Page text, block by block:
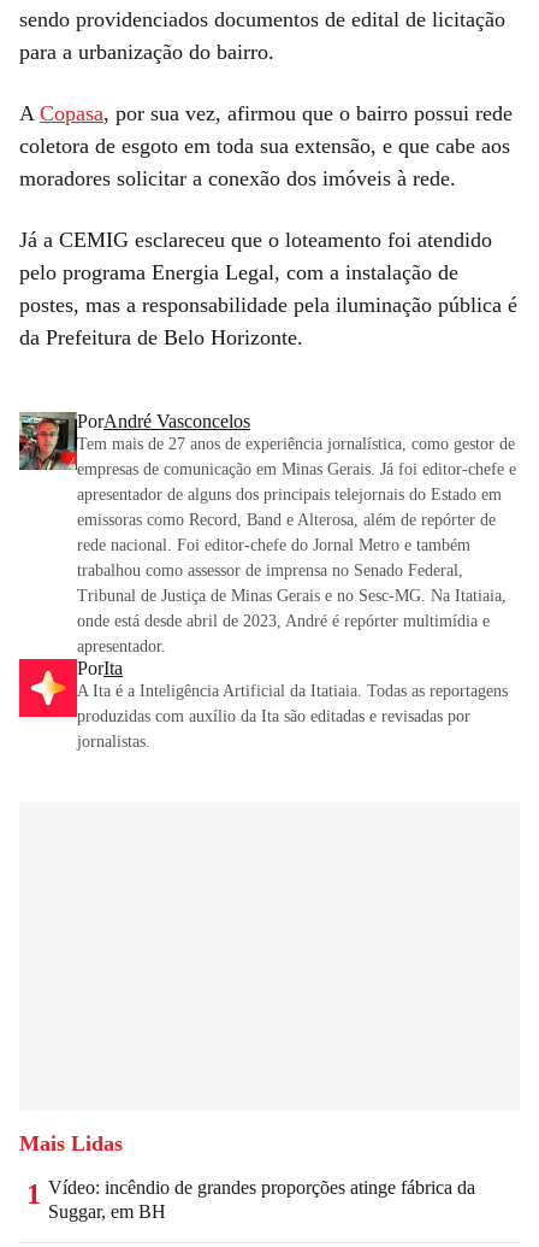
sendo providenciados documentos de edital de licitação
para a urbanização do bairro.
A Copasa, por sua vez, afirmou que o bairro possui rede
coletora de esgoto em toda sua extensão, e que cabe aos
moradores solicitar a conexão dos imóveis à rede.
Já a CEMIG esclareceu que o loteamento foi atendido
pelo programa Energia Legal, com a instalação de
postes, mas a responsabilidade pela iluminação pública é
da Prefeitura de Belo Horizonte.
PorAndré Vasconcelos
Tem mais de 27 anos de experiência jornalística, como gestor de
empresas de comunicação em Minas Gerais. Já foi editor-chefe e
apresentador de alguns dos principais telejornais do Estado em
emissoras como Record, Band e Alterosa, além de repórter de
rede nacional. Foi editor-chefe do Jornal Metro e também
trabalhou como assessor de imprensa no Senado Federal,
Tribunal de Justiça de Minas Gerais e no Sesc-MG. Na Itatiaia,
onde está desde abril de 2023, André é repórter multimídia e
apresentador.
PorIta
A Ita é a Inteligência Artificial da Itatiaia. Todas as reportagens
produzidas com auxílio da Ita são editadas e revisadas por
jornalistas.
Mais Lidas
1 Vídeo: incêndio de grandes proporções atinge fábrica da
Suggar, em BH